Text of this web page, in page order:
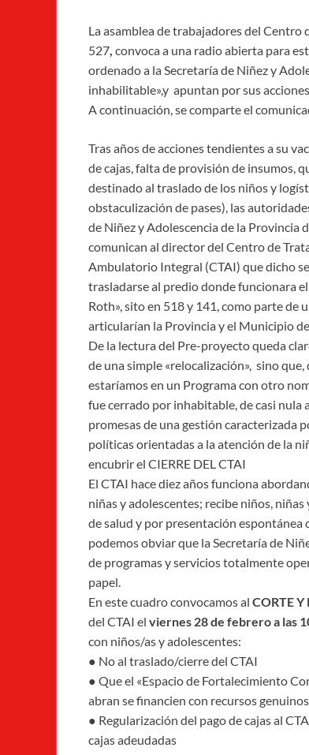
La asamblea de trabajadores del
527, convoca a una radio abierta para
ordenado a la Secretaría de Niñez y
inhabilitable»,y apuntan por sus
A continuación, se comparte el
Tras años de acciones tendientes a su
de cajas, falta de provisión de insumos,
destinado al traslado de los niños y
obstaculización de pases), las
de Niñez y Adolescencia de la Provincia
comunican al director del Centro de
Ambulatorio Integral (CTAI) que dicho
trasladarse al predio donde funcionara
Roth», sito en 518 y 141, como parte de
articularían la Provincia y el Municipio
De la lectura del Pre-proyecto queda
de una simple «relocalización», sino que,
estaríamos en un Programa con otro
fue cerrado por inhabitable, de casi nula
promesas de una gestión caracterizada
políticas orientadas a la atención de la
encubrir el CIERRE DEL CTAI
El CTAI hace diez años funciona
niñas y adolescentes; recibe niños,
de salud y por presentación espontánea
podemos obviar que la Secretaría de
de programas y servicios totalmente
papel.
En este cuadro convocamos al CORTE Y
del CTAI el viernes 28 de febrero a las
con niños/as y adolescentes:
● No al traslado/cierre del CTAI
● Que el «Espacio de Fortalecimiento
abran se financien con recursos
● Regularización del pago de cajas al
cajas adeudadas